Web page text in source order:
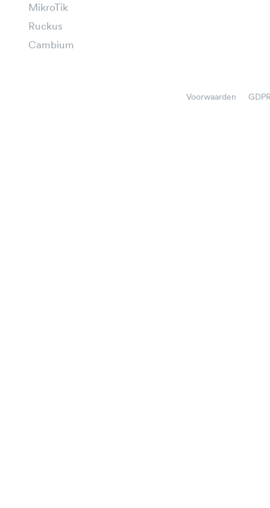
MikroTik
Ruckus
Cambium
Voorwaarden